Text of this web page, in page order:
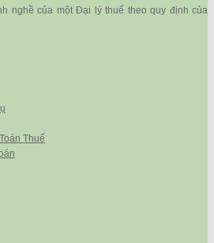
nghề của một Đại lý thuế theo quy định của
Thuế